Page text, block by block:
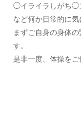
◯イライラしがち◯
など何か日常的に
まずご自身の身体
す。
是非一度、体操をご